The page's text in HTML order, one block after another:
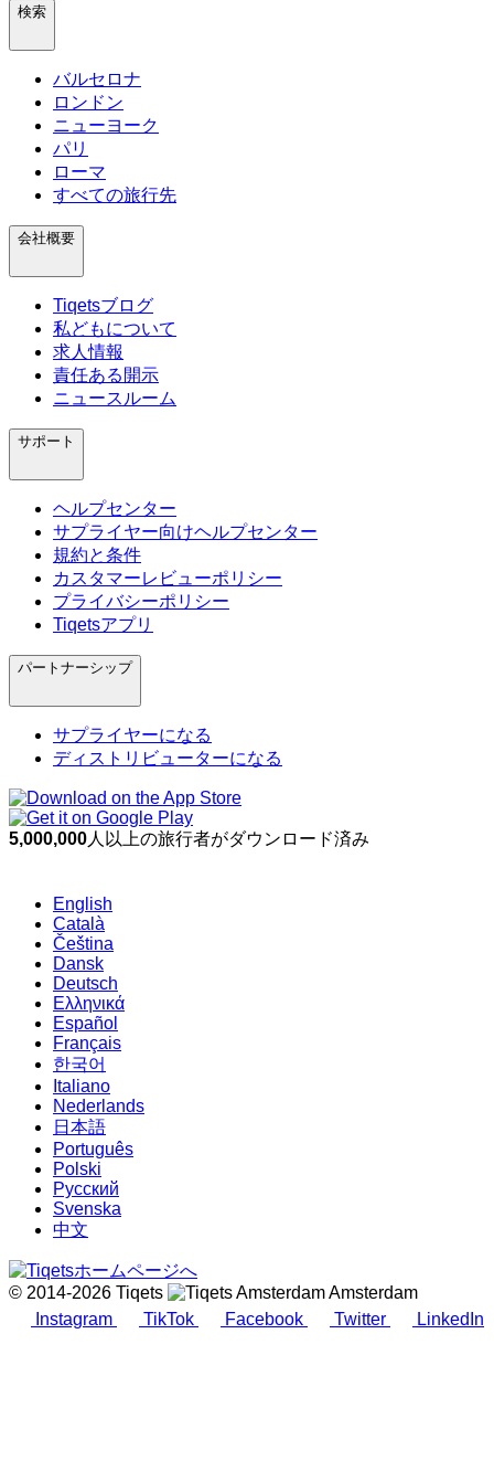
検索
バルセロナ
ロンドン
ニューヨーク
パリ
ローマ
すべての旅行先
会社概要
Tiqetsブログ
私どもについて
求人情報
責任ある開示
ニュースルーム
サポート
ヘルプセンター
サプライヤー向けヘルプセンター
規約と条件
カスタマーレビューポリシー
プライバシーポリシー
Tiqetsアプリ
パートナーシップ
サプライヤーになる
ディストリビューターになる
5,000,000人以上の旅行者がダウンロード済み
English
Català
Čeština
Dansk
Deutsch
Ελληνικά
Español
Français
한국어
Italiano
Nederlands
日本語
Português
Polski
Русский
Svenska
中文
© 2014-2026 Tiqets
Amsterdam
Instagram
TikTok Facebook Twitter LinkedIn